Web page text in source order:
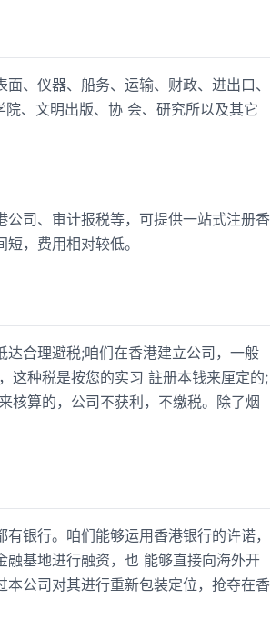
、仪器、船务、运输、财政、进出口、
、文明出版、协 会、研究所以及其它
司、审计报税等，可提供一站式注册香
，费用相对较低。
合理避税;咱们在香港建立公司，一般
这种税是按您的实习 註册本钱来厘定的;
核算的，公司不获利，不缴税。除了烟
银行。咱们能够运用香港银行的许诺，
基地进行融资，也 能够直接向海外开
公司对其进行重新包装定位，抢夺在香